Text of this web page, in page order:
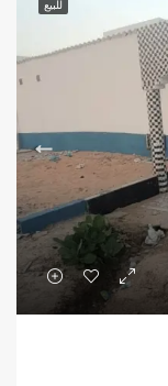
للبيع